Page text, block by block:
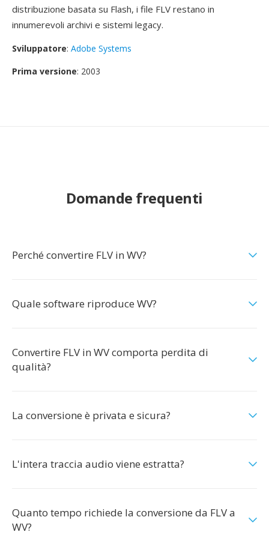
distribuzione basata su Flash, i file FLV restano in
innumerevoli archivi e sistemi legacy.
Sviluppatore: Adobe Systems
Prima versione: 2003
Domande frequenti
Perché convertire FLV in WV?
Quale software riproduce WV?
Convertire FLV in WV comporta perdita di
qualità?
La conversione è privata e sicura?
L'intera traccia audio viene estratta?
Quanto tempo richiede la conversione da FLV a
WV?